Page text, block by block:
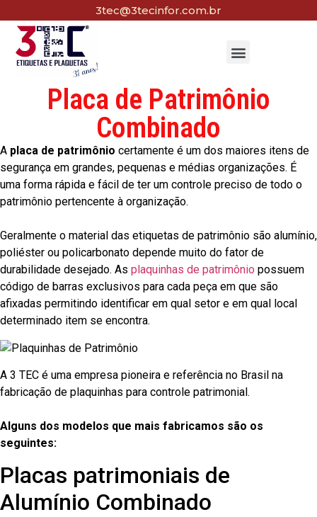
3tec@3tecinfor.com.br
Placa de Patrimônio
Combinado
A placa de patrimônio certamente é um dos maiores itens de
segurança em grandes, pequenas e médias organizações. É
uma forma rápida e fácil de ter um controle preciso de todo o
patrimônio pertencente à organização.
Geralmente o material das etiquetas de patrimônio são alumínio,
poliéster ou policarbonato depende muito do fator de
durabilidade desejado. As plaquinhas de patrimônio possuem
código de barras exclusivos para cada peça em que são
afixadas permitindo identificar em qual setor e em qual local
determinado item se encontra.
A 3 TEC é uma empresa pioneira e referência no Brasil na
fabricação de plaquinhas para controle patrimonial.
Alguns dos modelos que mais fabricamos são os
seguintes:
Placas patrimoniais de
Alumínio Combinado